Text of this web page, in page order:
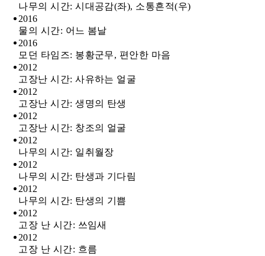
나무의 시간: 시대공감(좌), 소통흔적(우)
2016
물의 시간: 어느 봄날
2016
모던 타임즈: 봉황군무, 편안한 마음
2012
고장난 시간: 사유하는 얼굴
2012
고장난 시간: 생명의 탄생
2012
고장난 시간: 창조의 얼굴
2012
나무의 시간: 일취월장
2012
나무의 시간: 탄생과 기다림
2012
나무의 시간: 탄생의 기쁨
2012
고장 난 시간: 쓰임새
2012
고장 난 시간: 흐름